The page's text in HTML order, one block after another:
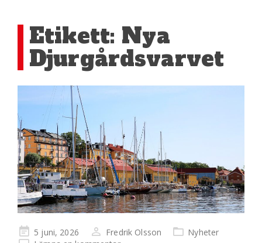
Etikett: Nya
Djurgårdsvarvet
Publicerad
5 juni, 2026 Fredrik Olsson
Nyheter